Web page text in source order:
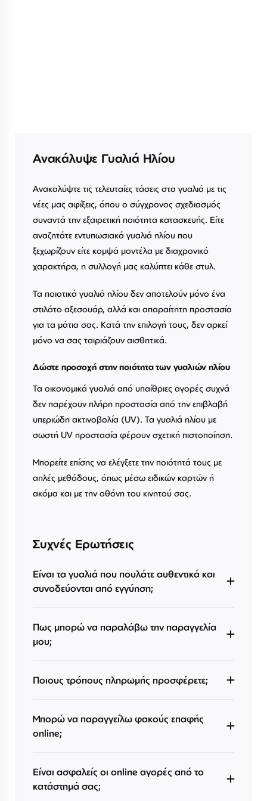
Ανακάλυψε Γυαλιά Ηλίου
Ανακαλύψτε τις τελευταίες τάσεις στα γυαλιά με τις
νέες μας αφίξεις, όπου ο σύγχρονος σχεδιασμός
συναντά την εξαιρετική ποιότητα κατασκευής. Είτε
αναζητάτε εντυπωσιακά γυαλιά ηλίου που
ξεχωρίζουν είτε κομψά μοντέλα με διαχρονικό
χαρακτήρα, η συλλογή μας καλύπτει κάθε στυλ.
Τα ποιοτικά γυαλιά ηλίου δεν αποτελούν μόνο ένα
στιλάτο αξεσουάρ, αλλά και απαραίτητη προστασία
για τα μάτια σας. Κατά την επιλογή τους, δεν αρκεί
μόνο να σας ταιριάζουν αισθητικά.
Δώστε προσοχή στην ποιότητα των γυαλιών ηλίου
Τα οικονομικά γυαλιά από υπαίθριες αγορές συχνά
δεν παρέχουν πλήρη προστασία από την επιβλαβή
υπεριώδη ακτινοβολία (UV). Τα γυαλιά ηλίου με
σωστή UV προστασία φέρουν σχετική πιστοποίηση.
Μπορείτε επίσης να ελέγξετε την ποιότητά τους με
απλές μεθόδους, όπως μέσω ειδικών καρτών ή
ακόμα και με την οθόνη του κινητού σας.
Συχνές Ερωτήσεις
Είναι τα γυαλιά που πουλάτε αυθεντικά και
συνοδεύονται από εγγύηση;
Πως μπορώ να παραλάβω την παραγγελία
μου;
Ποιους τρόπους πληρωμής προσφέρετε;
Μπορώ να παραγγείλω φακούς επαφής
online;
Είναι ασφαλείς οι online αγορές από το
κατάστημά σας;